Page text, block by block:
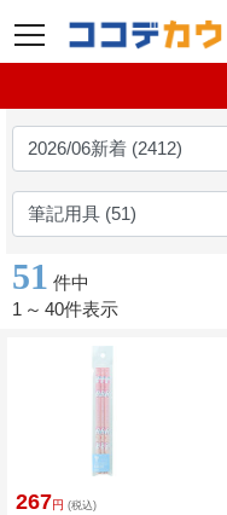
メニュー
51 件中
1 ～ 40件表示
267円 (税込)